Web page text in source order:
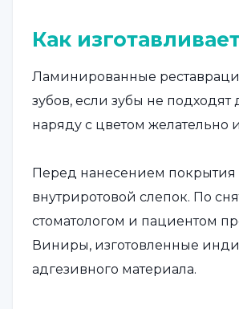
Как
Ламинированные
зубов, если зубы не
наряду с цветом желательно
Перед нанесением покрытия
внутриротовой слепок. По
стоматологом и пациентом
Виниры, изготовленные
адгезивного материала.